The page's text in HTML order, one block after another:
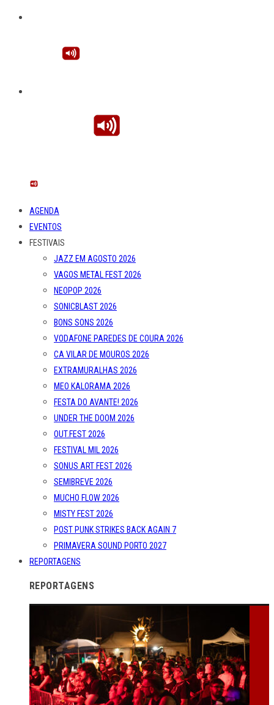
AGENDA
EVENTOS
FESTIVAIS
JAZZ EM AGOSTO 2026
VAGOS METAL FEST 2026
NEOPOP 2026
SONICBLAST 2026
BONS SONS 2026
VODAFONE PAREDES DE COURA 2026
CA VILAR DE MOUROS 2026
EXTRAMURALHAS 2026
MEO KALORAMA 2026
FESTA DO AVANTE! 2026
UNDER THE DOOM 2026
OUT.FEST 2026
FESTIVAL MIL 2026
SONUS ART FEST 2026
SEMIBREVE 2026
MUCHO FLOW 2026
MISTY FEST 2026
POST PUNK STRIKES BACK AGAIN 7
PRIMAVERA SOUND PORTO 2027
REPORTAGENS
REPORTAGENS